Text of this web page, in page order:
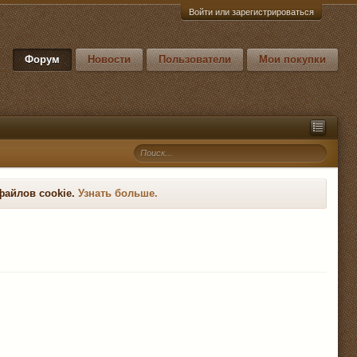
Войти или зарегистрироваться
Форум Новости Пользователи Мои покупки
cookie. Узнать больше.